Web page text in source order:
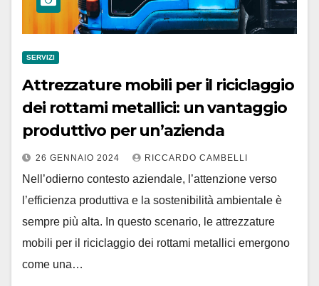
SERVIZI
Attrezzature mobili per il riciclaggio
dei rottami metallici: un vantaggio
produttivo per un’azienda
26 GENNAIO 2024 RICCARDO CAMBELLI
Nell’odierno contesto aziendale, l’attenzione verso
l’efficienza produttiva e la sostenibilità ambientale è
sempre più alta. In questo scenario, le attrezzature
mobili per il riciclaggio dei rottami metallici emergono
come una…